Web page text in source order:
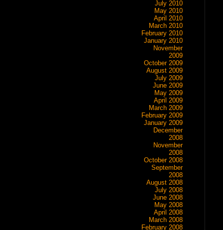
July 2010
May 2010
April 2010
March 2010
February 2010
January 2010
November
2009
October 2009
August 2009
July 2009
June 2009
May 2009
April 2009
March 2009
February 2009
January 2009
December
2008
November
2008
October 2008
September
2008
August 2008
July 2008
June 2008
May 2008
April 2008
March 2008
February 2008